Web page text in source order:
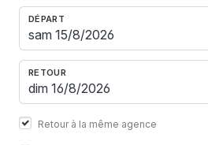
DÉPART
RETOUR
Retour à la même agence